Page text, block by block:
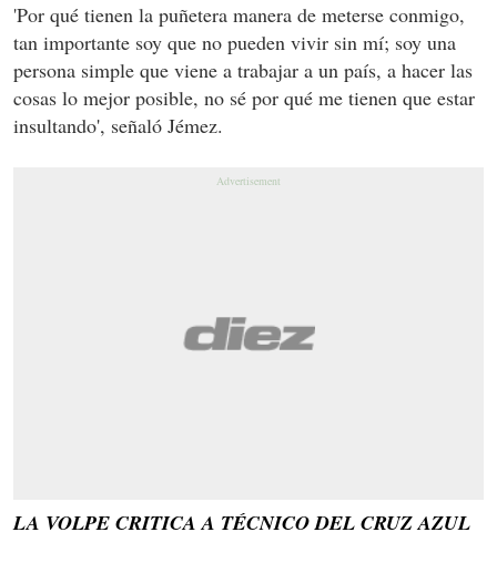
'Por qué tienen la puñetera manera de meterse conmigo,
tan importante soy que no pueden vivir sin mí; soy una
persona simple que viene a trabajar a un país, a hacer las
cosas lo mejor posible, no sé por qué me tienen que estar
insultando', señaló Jémez.
LA VOLPE CRITICA A TÉCNICO DEL CRUZ AZUL